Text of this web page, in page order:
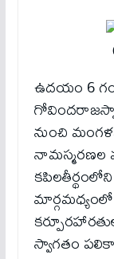
ఉదయం 6
నుంచి
నామస్మరణల
మార్గమధ్యంలో
స్వాగతం